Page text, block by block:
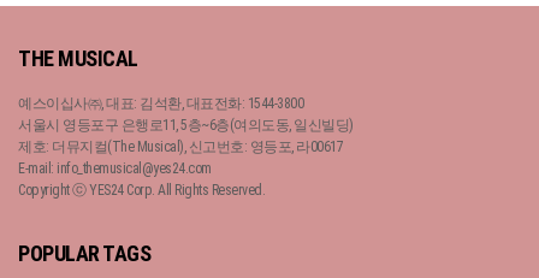
THE MUSICAL
예스이십사㈜, 대표: 김석환, 대표전화: 1544-3800
서울시 영등포구 은행로11, 5층~6층(여의도동, 일신빌딩)
제호: 더뮤지컬(The Musical), 신고번호: 영등포, 라00617
E-mail: info_themusical@yes24.com
Copyright ⓒ YES24 Corp. All Rights Reserved.
POPULAR TAGS